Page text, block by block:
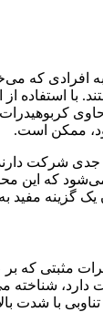
افرادی که
با استفاده
ممکن است.
شرکت
می‌شود که
گزینه مفید
مثبتی
شناخته
با شدت